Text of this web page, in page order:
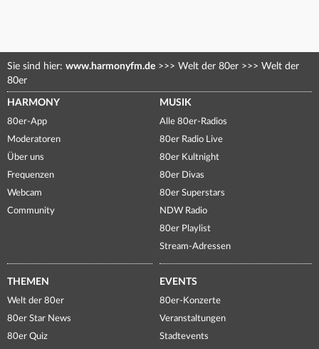
Sie sind hier: www.harmonyfm.de >>> Welt der 80er >>> Welt der
80er
HARMONY
80er-App
Moderatoren
Über uns
Frequenzen
Webcam
Community
MUSIK
Alle 80er-Radios
80er Radio Live
80er Kultnight
80er Divas
80er Superstars
NDW Radio
80er Playlist
Stream-Adressen
THEMEN
Welt der 80er
80er Star News
80er Quiz
EVENTS
80er-Konzerte
Veranstaltungen
Stadtevents